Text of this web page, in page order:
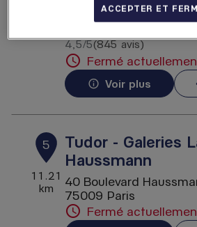
40 Boulevard
4,5/5Note de 4.5 sur 5
(845 avis)
Fermé
Voir plus
5
11.21
km
Tudor - Galeries
Haussmann
40 Boulevard
75009 Paris
Fermé
ACCEPTER ET